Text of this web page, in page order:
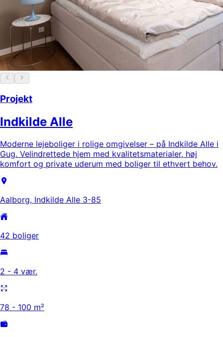
Projekt
Indkilde Alle
Moderne lejeboliger i rolige omgivelser – på Indkilde Alle i
Gug. Velindrettede hjem med kvalitetsmaterialer, høj
komfort og private uderum med boliger til ethvert behov.
Aalborg, Indkilde Alle 3-85
42 boliger
2 - 4 vær.
78 - 100 m²